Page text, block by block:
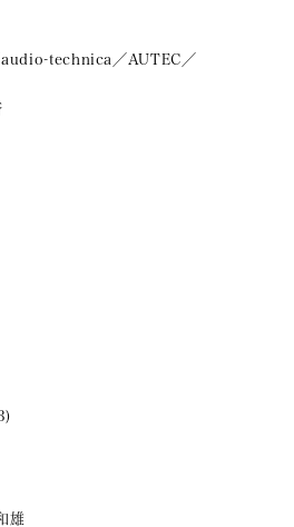
audio-technica／AUTEC／
雄